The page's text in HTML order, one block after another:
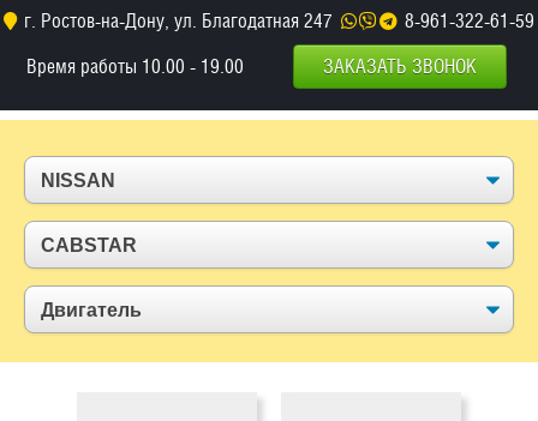
г. Ростов-на-Дону, ул. Благодатная 247
8-961-322-61-59
Время работы 10.00 - 19.00
ЗАКАЗАТЬ ЗВОНОК